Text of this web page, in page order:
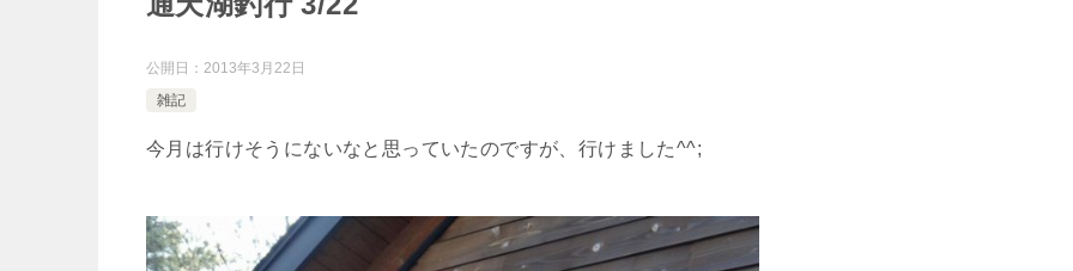
公開日： 2013年3月22日
雑記
今月は行けそうにないなと思っていたのですが、行けました^^;